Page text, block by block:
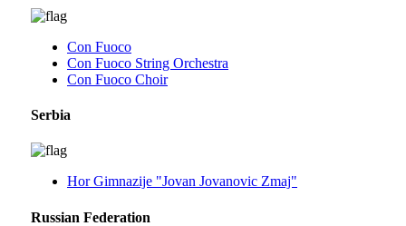
Con Fuoco
Con Fuoco String Orchestra
Con Fuoco Choir
Serbia
Hor Gimnazije "Jovan Jovanovic Zmaj"
Russian Federation